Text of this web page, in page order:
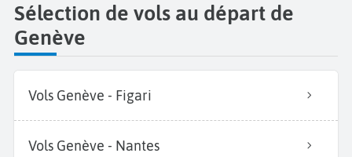
Sélection de vols au départ de
Genève
Vols Genève - Figari
Vols Genève - Nantes